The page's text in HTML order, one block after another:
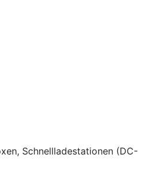
Schnellladestationen (DC-